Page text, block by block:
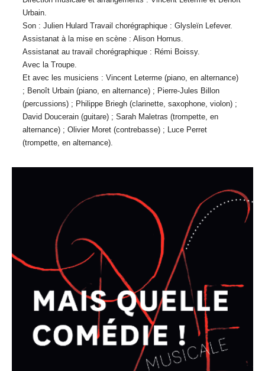
Urbain.
Son : Julien Hulard Travail chorégraphique : Glysleïn Lefever.
Assistanat à la mise en scène : Alison Hornus.
Assistanat au travail chorégraphique : Rémi Boissy.
Avec la Troupe.
Et avec les musiciens : Vincent Leterme (piano, en alternance)
; Benoît Urbain (piano, en alternance) ; Pierre-Jules Billon
(percussions) ; Philippe Briegh (clarinette, saxophone, violon) ;
David Doucerain (guitare) ; Sarah Maletras (trompette, en
alternance) ; Olivier Moret (contrebasse) ; Luce Perret
(trompette, en alternance).